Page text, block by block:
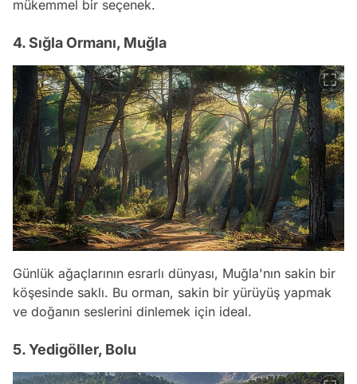
mükemmel bir seçenek.
4. Sığla Ormanı, Muğla
Günlük ağaçlarının esrarlı dünyası, Muğla'nın sakin bir
köşesinde saklı. Bu orman, sakin bir yürüyüş yapmak
ve doğanın seslerini dinlemek için ideal.
5. Yedigöller, Bolu